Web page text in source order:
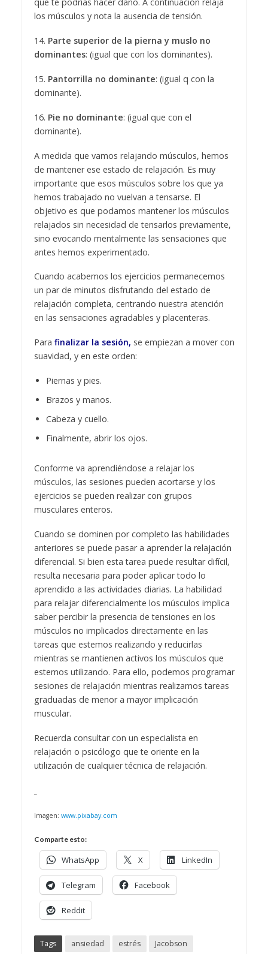
los músculos y nota la ausencia de tensión.
14. Parte superior de la pierna y muslo no
dominantes: (igual que con los dominantes).
15. Pantorrilla no dominante: (igual q con la
dominante).
16. Pie no dominante: (igual que con el
dominante).
A medida que vamos relajando músculos, hemos
de mantener ese estado de relajación. Es muy
importante que esos músculos sobre los que ya
hemos trabajado no vuelvan a tensarse. El
objetivo es que podamos mantener los músculos
relajados sin necesidad de tensarlos previamente,
sino evocando mentalmente las sensaciones que
antes hemos experimentado.
Cuando acabemos los ejercicios permanecemos
un par de minutos disfrutando del estado de
relajación completa, centrando nuestra atención
en las sensaciones agradables y placenteras.
Para finalizar la sesión, se empiezan a mover con
suavidad, y en este orden:
Piernas y pies.
Brazos y manos.
Cabeza y cuello.
Finalmente, abrir los ojos.
Conforme va aprendiéndose a relajar los
músculos, las sesiones pueden acortarse y los
ejercicios se pueden realizar con grupos
musculares enteros.
Cuando se dominen por completo las habilidades
anteriores se puede pasar a aprender la relajación
diferencial. Si bien esta tarea puede resultar difícil,
resulta necesaria para poder aplicar todo lo
aprendido a las actividades diarias. La habilidad
para relajar diferencialmente los músculos implica
saber percibir la presencia de tensiones en los
músculos no implicados directamente en las
tareas que estemos realizando y reducirlas
mientras se mantienen activos los músculos que
estemos utilizando. Para ello, podemos programar
sesiones de relajación mientras realizamos tareas
graduadas de menor a mayor implicación
muscular.
Recuerda consultar con un especialista en
relajación o psicólogo que te oriente en la
utilización de cualquier técnica de relajación.
Imagen: www.pixabay.com
Comparte esto:
WhatsApp X LinkedIn
Telegram Facebook
Reddit
Tags ansiedad estrés
Jacobson